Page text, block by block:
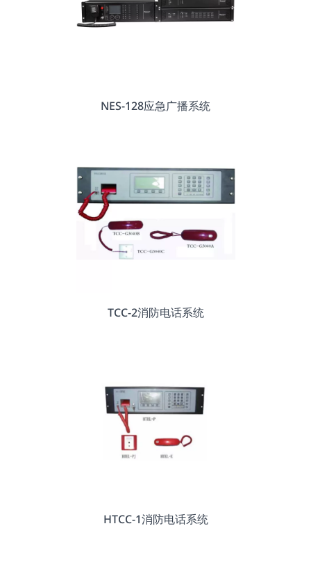
NES-128应急广播系统
TCC-2消防电话系统
HTCC-1消防电话系统